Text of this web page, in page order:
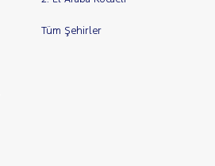
Tüm Şehirler